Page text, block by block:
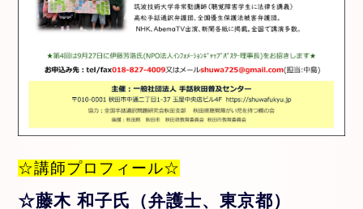
☆講師プロフィール☆
☆藤木 和子氏（弁護士、東京都）